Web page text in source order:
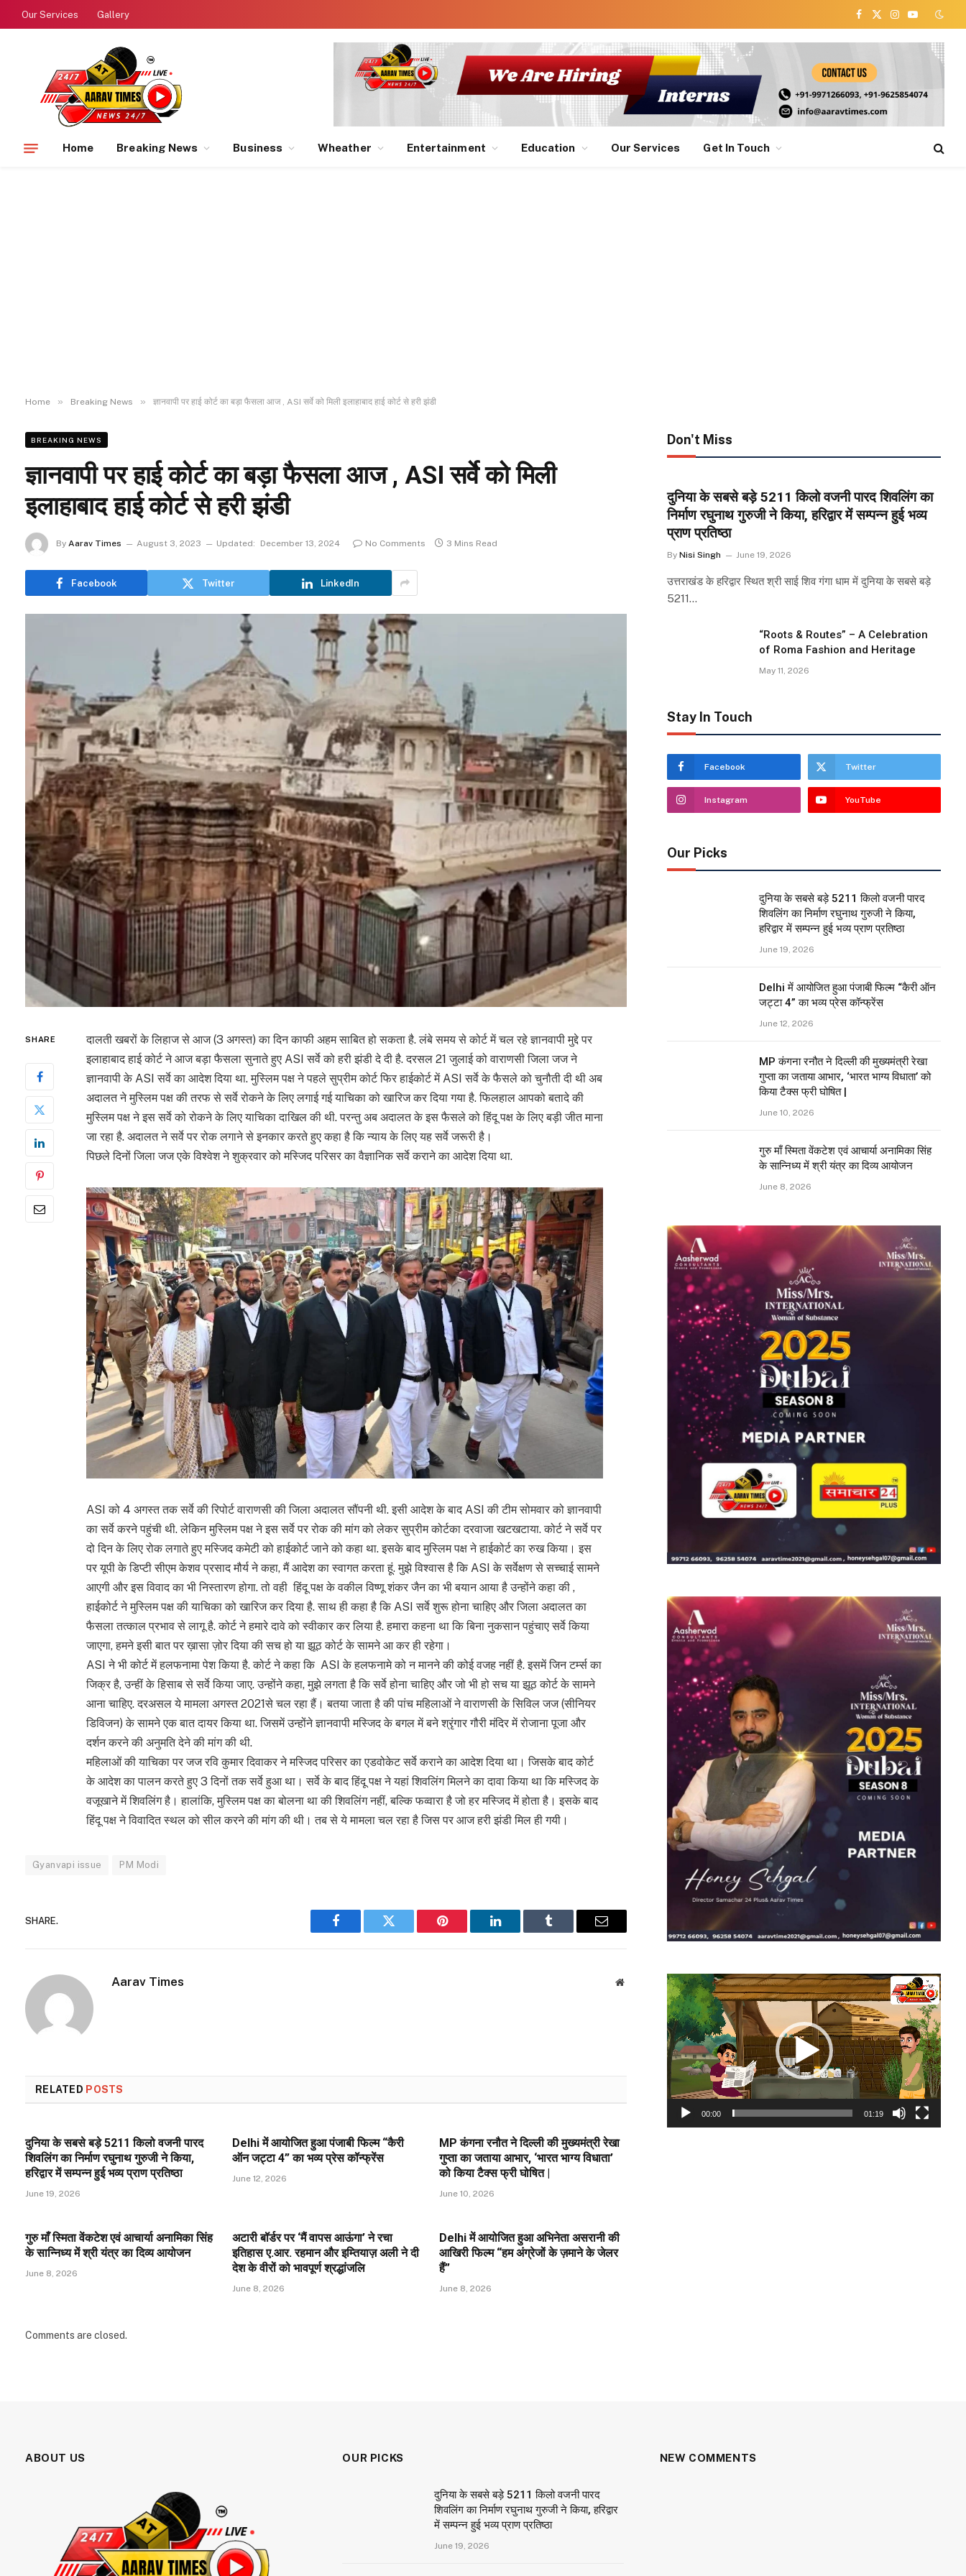
Our Services Gallery
Facebook
X
Instagram
YouTube
Home Breaking News Business Wheather Entertainment Education Our Services Get In Touch
Home » Breaking News » ज्ञानवापी पर हाई कोर्ट का बड़ा फैसला आज , ASI सर्वे को मिली इलाहाबाद हाई कोर्ट से हरी झंडी
BREAKING NEWS
ज्ञानवापी पर हाई कोर्ट का बड़ा फैसला आज , ASI सर्वे को मिली
इलाहाबाद हाई कोर्ट से हरी झंडी
By Aarav Times August 3, 2023 Updated: December 13, 2024 No Comments 3 Mins Read
Facebook Twitter LinkedIn
SHARE
दालती खबरों के लिहाज से आज (3 अगस्त) का दिन काफी अहम साबित हो सकता है. लंबे समय से कोर्ट में चल रहे ज्ञानवापी मुद्दे पर
इलाहाबाद हाई कोर्ट ने आज बड़ा फैसला सुनाते हुए ASI सर्वे को हरी झंडी दे दी है. दरसल 21 जुलाई को वाराणसी जिला जज ने
ज्ञानवापी के ASI सर्वे का आदेश दिया था. मुस्लिम पक्ष ने पहले सुप्रीम कोर्ट फिर हाईकोर्ट में ASI सर्वे के फैसले को चुनौती दी थी अब
अदालत ने मुस्लिम पक्ष की तरफ से सर्वे रोकने के लिए लगाई गई याचिका को खारिज कर दिया गया है. फिलहाल आपको बतादे की
मुस्लिम पक्ष ने इस सर्वे को रोकने के लिए याचिका दाखिल की थी. परन्तु अब अदालत के इस फैसले को हिंदू पक्ष के लिए बड़ी जीत माना
जा रहा है. अदालत ने सर्वे पर रोक लगाने से इनकार करते हुए कहा है कि न्याय के लिए यह सर्वे जरूरी है।
पिछले दिनों जिला जज एके विश्वेश ने शुक्रवार को मस्जिद परिसर का वैज्ञानिक सर्वे कराने का आदेश दिया था.
ASI को 4 अगस्त तक सर्वे की रिपोर्ट वाराणसी की जिला अदालत सौंपनी थी. इसी आदेश के बाद ASI की टीम सोमवार को ज्ञानवापी
का सर्वे करने पहुंची थी. लेकिन मुस्लिम पक्ष ने इस सर्वे पर रोक की मांग को लेकर सुप्रीम कोर्टका दरवाजा खटखटाया. कोर्ट ने सर्वे पर
दो दिन के लिए रोक लगाते हुए मस्जिद कमेटी को हाईकोर्ट जाने को कहा था. इसके बाद मुस्लिम पक्ष ने हाईकोर्ट का रुख किया। इस
पर यूपी के डिप्टी सीएम केशव प्रसाद मौर्य ने कहा, मैं आदेश का स्वागत करता हूं. मुझे विश्वास है कि ASI के सर्वेक्षण से सच्चाई सामने
आएगी और इस विवाद का भी निस्तारण होगा. तो वही हिंदू पक्ष के वकील विष्णू शंकर जैन का भी बयान आया है उन्होंने कहा की ,
हाईकोर्ट ने मुस्लिम पक्ष की याचिका को खारिज कर दिया है. साथ ही कहा है कि ASI सर्वे शुरू होना चाहिए और जिला अदालत का
फैसला तत्काल प्रभाव से लागू है. कोर्ट ने हमारे दावे को स्वीकार कर लिया है. हमारा कहना था कि बिना नुकसान पहुंचाए सर्वे किया
जाएगा, हमने इसी बात पर ख़ासा ज़ोर दिया की सच हो या झूठ कोर्ट के सामने आ कर ही रहेगा।
ASI ने भी कोर्ट में हलफनामा पेश किया है. कोर्ट ने कहा कि ASI के हलफनामे को न मानने की कोई वजह नहीं है. इसमें जिन टर्म्स का
जिक्र है, उन्हीं के हिसाब से सर्वे किया जाए. उन्होंने कहा, मुझे लगता है कि सर्वे होना चाहिए और जो भी हो सच या झूठ कोर्ट के सामने
आना चाहिए. दरअसल ये मामला अगस्त 2021से चल रहा हैं। बतया जाता है की पांच महिलाओं ने वाराणसी के सिविल जज (सीनियर
डिविजन) के सामने एक बात दायर किया था. जिसमें उन्होंने ज्ञानवापी मस्जिद के बगल में बने श्रृंगार गौरी मंदिर में रोजाना पूजा और
दर्शन करने की अनुमति देने की मांग की थी.
महिलाओं की याचिका पर जज रवि कुमार दिवाकर ने मस्जिद परिसर का एडवोकेट सर्वे कराने का आदेश दिया था। जिसके बाद कोर्ट
के आदेश का पालन करते हुए 3 दिनों तक सर्वे हुआ था। सर्वे के बाद हिंदू पक्ष ने यहां शिवलिंग मिलने का दावा किया था कि मस्जिद के
वजूखाने में शिवलिंग है। हालांकि, मुस्लिम पक्ष का बोलना था की शिवलिंग नहीं, बल्कि फव्वारा है जो हर मस्जिद में होता है। इसके बाद
हिंदू पक्ष ने विवादित स्थल को सील करने की मांग की थी। तब से ये मामला चल रहा है जिस पर आज हरी झंडी मिल ही गयी।
Gyanvapi issue PM Modi
SHARE.
Facebook Twitter Pinterest LinkedIn Tumblr Email
Aarav Times Website
RELATED POSTS
दुनिया के सबसे बड़े 5211 किलो वजनी पारद
शिवलिंग का निर्माण रघुनाथ गुरुजी ने किया,
हरिद्वार में सम्पन्न हुई भव्य प्राण प्रतिष्ठा
June 19, 2026
Delhi में आयोजित हुआ पंजाबी फिल्म “कैरी
ऑन जट्टा 4” का भव्य प्रेस कॉन्फ्रेंस
June 12, 2026
MP कंगना रनौत ने दिल्ली की मुख्यमंत्री रेखा
गुप्ता का जताया आभार, ‘भारत भाग्य विधाता’
को किया टैक्स फ्री घोषित |
June 10, 2026
गुरु माँ स्मिता वेंकटेश एवं आचार्या अनामिका सिंह
के सान्निध्य में श्री यंत्र का दिव्य आयोजन
June 8, 2026
अटारी बॉर्डर पर ‘मैं वापस आऊंगा’ ने रचा
इतिहास ए.आर. रहमान और इम्तियाज़ अली ने दी
देश के वीरों को भावपूर्ण श्रद्धांजलि
June 8, 2026
Delhi में आयोजित हुआ अभिनेता असरानी की
आखिरी फिल्म “हम अंग्रेजों के ज़माने के जेलर
हैं”
June 8, 2026
Comments are closed.
Don't Miss
दुनिया के सबसे बड़े 5211 किलो वजनी पारद शिवलिंग का
निर्माण रघुनाथ गुरुजी ने किया, हरिद्वार में सम्पन्न हुई भव्य
प्राण प्रतिष्ठा
By Nisi Singh June 19, 2026
उत्तराखंड के हरिद्वार स्थित श्री साई शिव गंगा धाम में दुनिया के सबसे बड़े
5211…
“Roots & Routes” – A Celebration
of Roma Fashion and Heritage
May 11, 2026
Stay In Touch
Facebook Twitter
Instagram YouTube
Our Picks
दुनिया के सबसे बड़े 5211 किलो वजनी पारद
शिवलिंग का निर्माण रघुनाथ गुरुजी ने किया,
हरिद्वार में सम्पन्न हुई भव्य प्राण प्रतिष्ठा
June 19, 2026
Delhi में आयोजित हुआ पंजाबी फिल्म “कैरी ऑन
जट्टा 4” का भव्य प्रेस कॉन्फ्रेंस
June 12, 2026
MP कंगना रनौत ने दिल्ली की मुख्यमंत्री रेखा
गुप्ता का जताया आभार, ‘भारत भाग्य विधाता’ को
किया टैक्स फ्री घोषित |
June 10, 2026
गुरु माँ स्मिता वेंकटेश एवं आचार्या अनामिका सिंह
के सान्निध्य में श्री यंत्र का दिव्य आयोजन
June 8, 2026
Video
Player
00:00 01:19
ABOUT US OUR PICKS
दुनिया के सबसे बड़े 5211 किलो वजनी पारद
शिवलिंग का निर्माण रघुनाथ गुरुजी ने किया, हरिद्वार
में सम्पन्न हुई भव्य प्राण प्रतिष्ठा
June 19, 2026
NEW COMMENTS